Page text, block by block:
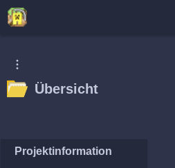
Übersicht
Projektinformation